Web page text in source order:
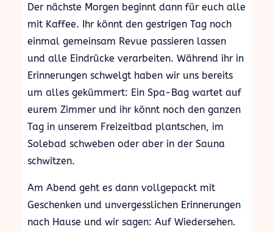
Der nächste Morgen beginnt dann für euch alle
mit Kaffee. Ihr könnt den gestrigen Tag noch
einmal gemeinsam Revue passieren lassen
und alle Eindrücke verarbeiten. Während ihr in
Erinnerungen schwelgt haben wir uns bereits
um alles gekümmert: Ein Spa-Bag wartet auf
eurem Zimmer und ihr könnt noch den ganzen
Tag in unserem Freizeitbad plantschen, im
Solebad schweben oder aber in der Sauna
schwitzen.
Am Abend geht es dann vollgepackt mit
Geschenken und unvergesslichen Erinnerungen
nach Hause und wir sagen: Auf Wiedersehen.